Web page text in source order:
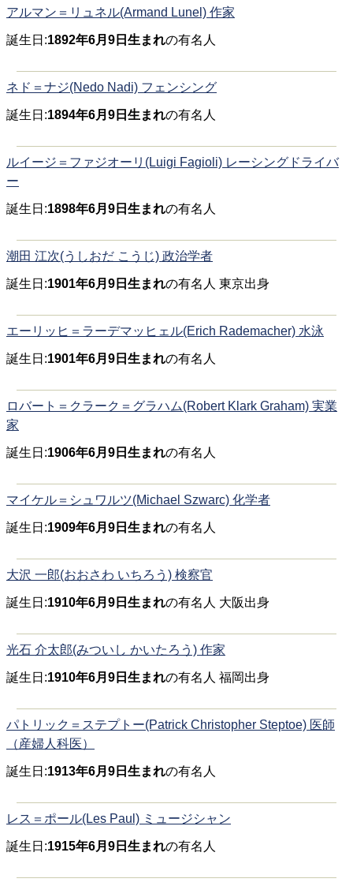
アルマン＝リュネル(Armand Lunel) 作家
誕生日:1892年6月9日生まれの有名人
ネド＝ナジ(Nedo Nadi) フェンシング
誕生日:1894年6月9日生まれの有名人
ルイージ＝ファジオーリ(Luigi Fagioli) レーシングドライバ
ー
誕生日:1898年6月9日生まれの有名人
潮田 江次(うしおだ こうじ) 政治学者
誕生日:1901年6月9日生まれの有名人 東京出身
エーリッヒ＝ラーデマッヒェル(Erich Rademacher) 水泳
誕生日:1901年6月9日生まれの有名人
ロバート＝クラーク＝グラハム(Robert Klark Graham) 実業
家
誕生日:1906年6月9日生まれの有名人
マイケル＝シュワルツ(Michael Szwarc) 化学者
誕生日:1909年6月9日生まれの有名人
大沢 一郎(おおさわ いちろう) 検察官
誕生日:1910年6月9日生まれの有名人 大阪出身
光石 介太郎(みついし かいたろう) 作家
誕生日:1910年6月9日生まれの有名人 福岡出身
パトリック＝ステプトー(Patrick Christopher Steptoe) 医師
（産婦人科医）
誕生日:1913年6月9日生まれの有名人
レス＝ポール(Les Paul) ミュージシャン
誕生日:1915年6月9日生まれの有名人